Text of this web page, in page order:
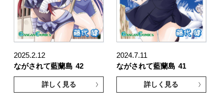
2025.2.12
ながされて藍蘭島 42
詳しく見る
2024.7.11
ながされて藍蘭島 41
詳しく見る